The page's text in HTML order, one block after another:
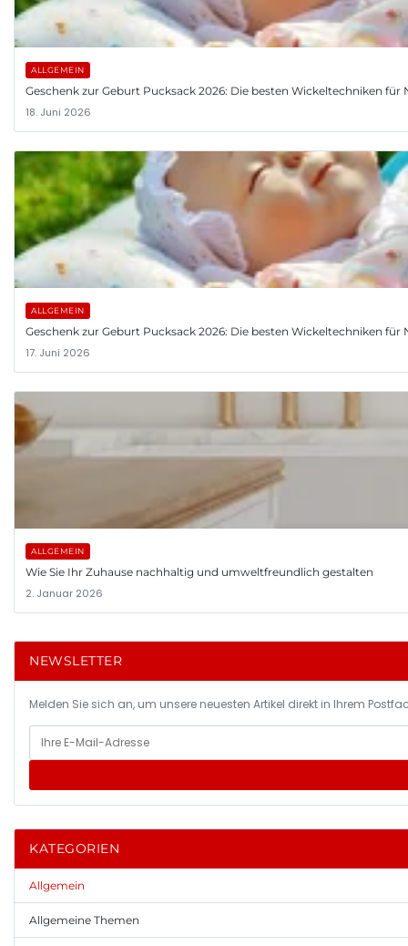
ALLGEMEIN
Geschenk zur Geburt Pucksack 2026: Die besten Wickeltechniken für
18. Juni 2026
ALLGEMEIN
Geschenk zur Geburt Pucksack 2026: Die besten Wickeltechniken für
17. Juni 2026
ALLGEMEIN
Wie Sie Ihr Zuhause nachhaltig und umweltfreundlich gestalten
2. Januar 2026
NEWSLETTER
Melden Sie sich an, um unsere neuesten Artikel direkt in Ihrem
KATEGORIEN
Allgemein
Allgemeine Themen